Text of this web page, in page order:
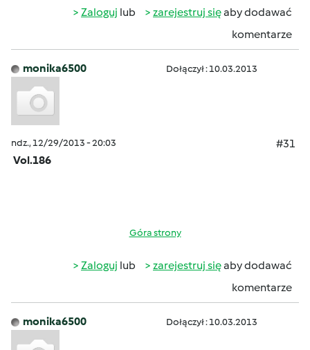
Zaloguj lub zarejestruj sięaby dodawać
komentarze
monika6500 Dołączył : 10.03.2013
ndz., 12/29/2013 - 20:03
#31
Vol.186
Góra strony
Zaloguj lub zarejestruj sięaby dodawać
komentarze
monika6500 Dołączył : 10.03.2013